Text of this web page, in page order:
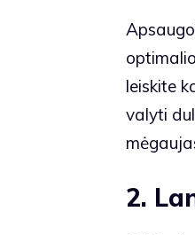
leiskite
valyti
2.